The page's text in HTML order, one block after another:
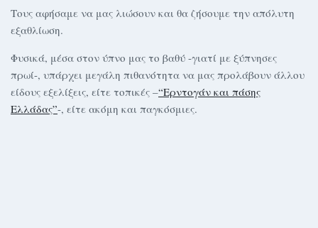
Τους αφήσαμε να μας λιώσουν και θα ζήσουμε την απόλυτη
εξαθλίωση.
Φυσικά, μέσα στον ύπνο μας το βαθύ -γιατί με ξύπνησες
πρωί-, υπάρχει μεγάλη πιθανότητα να μας προλάβουν άλλου
είδους εξελίξεις, είτε τοπικές –“Ερντογάν και πάσης
Ελλάδας”-, είτε ακόμη και παγκόσμιες.